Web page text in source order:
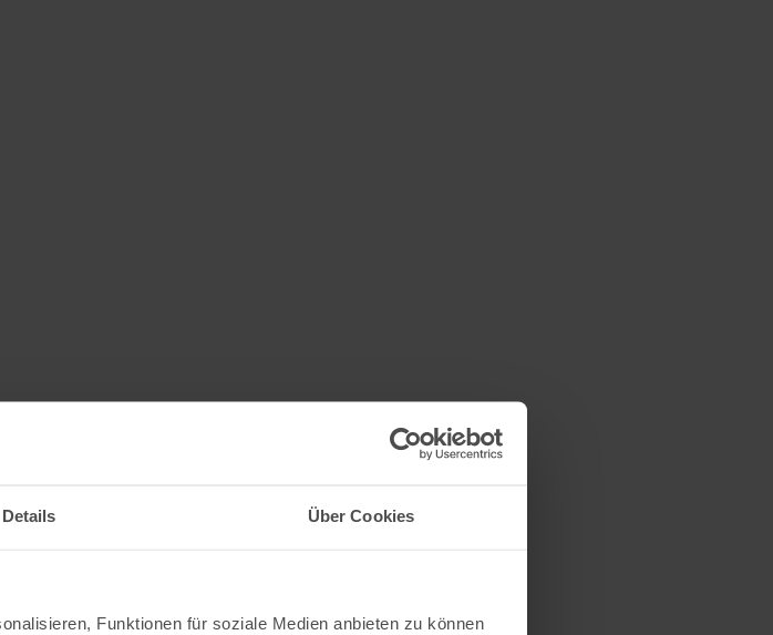
Details Über Cookies
Funktionen für soziale Medien anbieten zu können